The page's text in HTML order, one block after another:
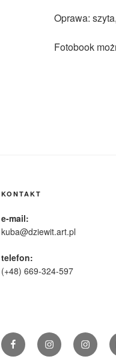
Oprawa:
Fotobook
KONTAKT
e-mail:
kuba@dziewit.art.pl
telefon:
(+48) 669-324-597
Facebookhttp://